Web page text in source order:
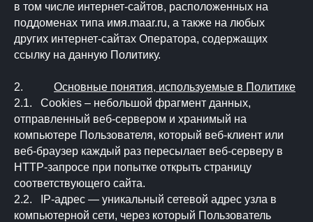
в том числе интернет-сайтов, расположенных на
поддоменах типа имя.maar.ru, а также на любых
других интернет-сайтах Оператора, содержащих
ссылку на данную Политику.
2. Основные понятия, используемые в Политике
2.1. Cookies – небольшой фрагмент данных,
отправленный веб-сервером и хранимый на
компьютере Пользователя, который веб-клиент или
веб-браузер каждый раз пересылает веб-серверу в
HTTP-запросе при попытке открыть страницу
соответствующего сайта.
2.2. IP-адрес — уникальный сетевой адрес узла в
компьютерной сети, через который Пользователь